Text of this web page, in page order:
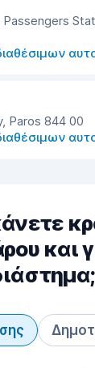
Paros 844 00
και